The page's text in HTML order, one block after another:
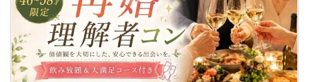
＜申込画面でいずれかを選択ください＞
※お申し込み後、即時でお客様のお席を確保しています♪
規定のキャンセルポリシーが適用されます。ご確認の上、お申込み願います。
男女調整・お席の確保等を行っております運営都合上、ご理解をお願いします。
【会場での受付】
10分前より受付♪
【必ずご確認くださいませ】
開催中のマスク着用は任意とさせていただきます。